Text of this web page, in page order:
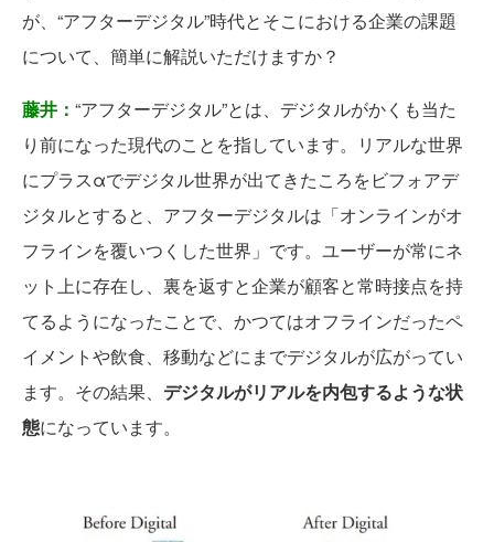
が、“アフターデジタル”時代とそこにおける企業の課題
について、簡単に解説いただけますか？
藤井： “アフターデジタル”とは、デジタルがかくも当た
り前になった現代のことを指しています。リアルな世界
にプラスαでデジタル世界が出てきたころをビフォアデ
ジタルとすると、アフターデジタルは「オンラインがオ
フラインを覆いつくした世界」です。ユーザーが常にネ
ット上に存在し、裏を返すと企業が顧客と常時接点を持
てるようになったことで、かつてはオフラインだったペ
イメントや飲食、移動などにまでデジタルが広がってい
ます。その結果、 デジタルがリアルを内包するような状
態になっています。